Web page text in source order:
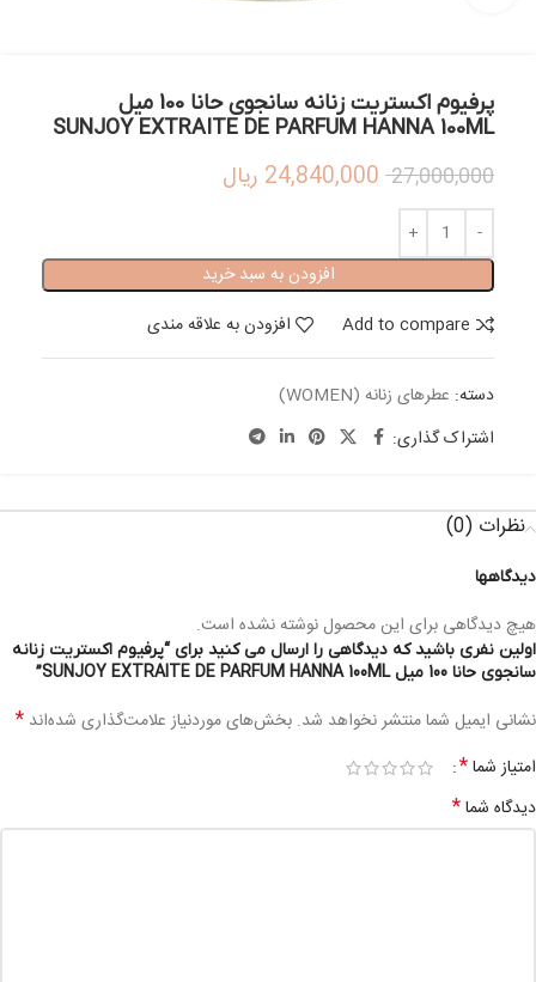
پرفیوم اکستریت زنانه سانجوی حانا 100 میل
SUNJOY EXTRAITE DE PARFUM HANNA 100ML
27,000,000
24,840,000 ریال
افزودن به سبد خرید
Add to compare
افزودن به علاقه مندی
دسته: عطرهای زنانه (WOMEN)
اشتراک گذاری:
نظرات (0)
دیدگاهها
هیچ دیدگاهی برای این محصول نوشته نشده است.
اولین نفری باشید که دیدگاهی را ارسال می کنید برای “پرفیوم اکستریت زنانه
سانجوی حانا 100 میل SUNJOY EXTRAITE DE PARFUM HANNA 100ML”
نشانی ایمیل شما منتشر نخواهد شد. بخش‌های موردنیاز علامت‌گذاری شده‌اند *
امتیاز شما*
دیدگاه شما*